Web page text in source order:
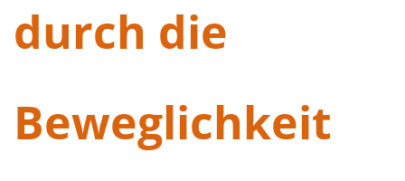
durch die
Beweglichkeit